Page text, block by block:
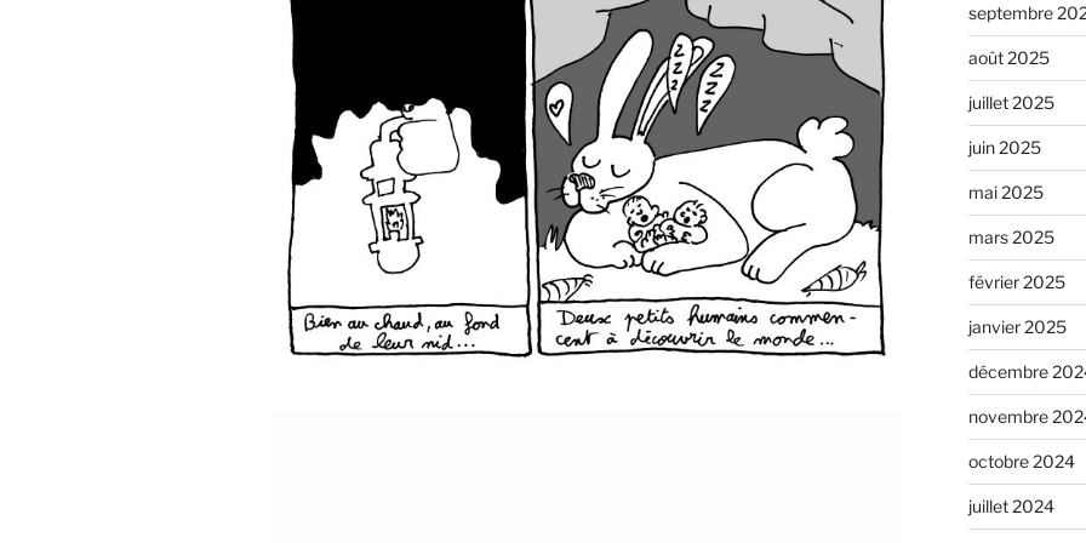
septembre
août 2025
juillet 2025
juin 2025
mai 2025
mars 2025
février 2025
janvier 2025
décembre
novembre
octobre 2024
juillet 2024